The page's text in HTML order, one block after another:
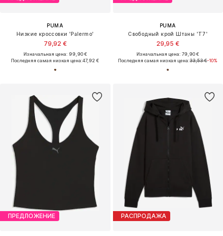
PUMA
Низкие кроссовки 'Palermo'
79,92 €
Изначальная цена: 99,90 €
Последняя самая низкая цена:47,92 €
PUMA
Свободный крой Штаны 'T7'
29,95 €
Изначальная цена: 79,90 €
Последняя самая низкая цена:33,53 €-10%
ПРЕДЛОЖЕНИЕ РАСПРОДАЖА